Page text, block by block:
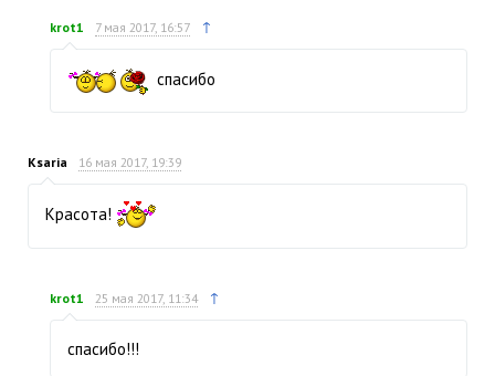
krot1 7 мая 2017, 16:57 ↑
спасибо
Ksaria 16 мая 2017, 19:39
Красота!
krot1 25 мая 2017, 11:34 ↑
спасибо!!!